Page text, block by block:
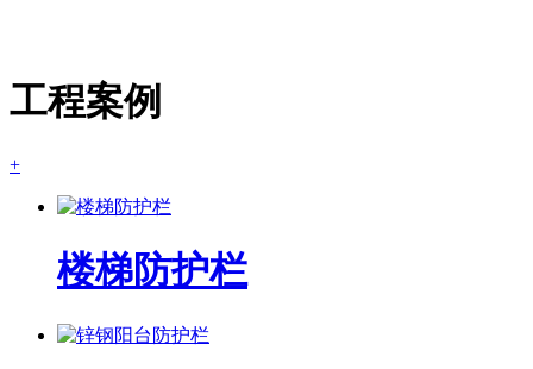
工程案例
+
楼梯防护栏